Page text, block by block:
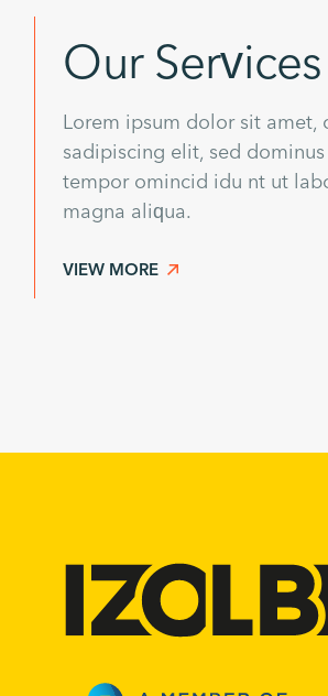
Our Services
Lorem ipsum dolor sit amet,
sadipiscing elit, sed
tempor omincid idu nt ut
magna aliqua.
VIEW MORE